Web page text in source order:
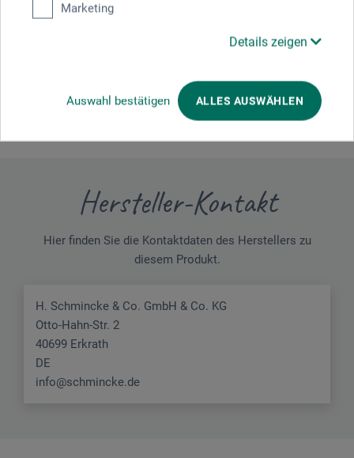
Marketing
Details zeigen
Auswahl bestätigen ALLES AUSWÄHLEN
Positiv überrascht
Produkt: Schm. HKS Gouache 20ml 205 - Chromgelbton
angenehme Konsistenz, tolle Farbauswahl
Hersteller-Kontakt
Hier finden Sie die Kontaktdaten des Herstellers zu
diesem Produkt.
H. Schmincke & Co. GmbH & Co. KG
Otto-Hahn-Str. 2
40699 Erkrath
DE
info@schmincke.de